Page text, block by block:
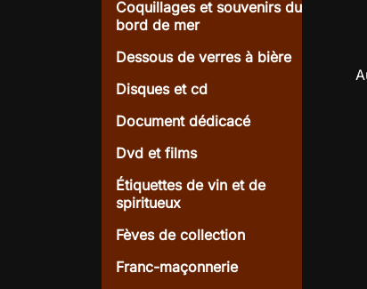
Coquillages et souvenirs du
bord de mer
Dessous de verres à bière
Disques et cd
Document dédicacé
Dvd et films
Étiquettes de vin et de
spiritueux
Fèves de collection
Franc-maçonnerie